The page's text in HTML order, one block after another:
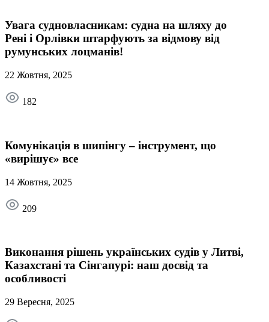
Увага судновласникам: судна на шляху до
Рені і Орлівки штарфують за відмову від
румунських лоцманів!
22 Жовтня, 2025
182
Комунікація в шипінгу – інструмент, що
«вирішує» все
14 Жовтня, 2025
209
Виконання рішень українських судів у Литві,
Казахстані та Сінгапурі: наш досвід та
особливості
29 Вересня, 2025